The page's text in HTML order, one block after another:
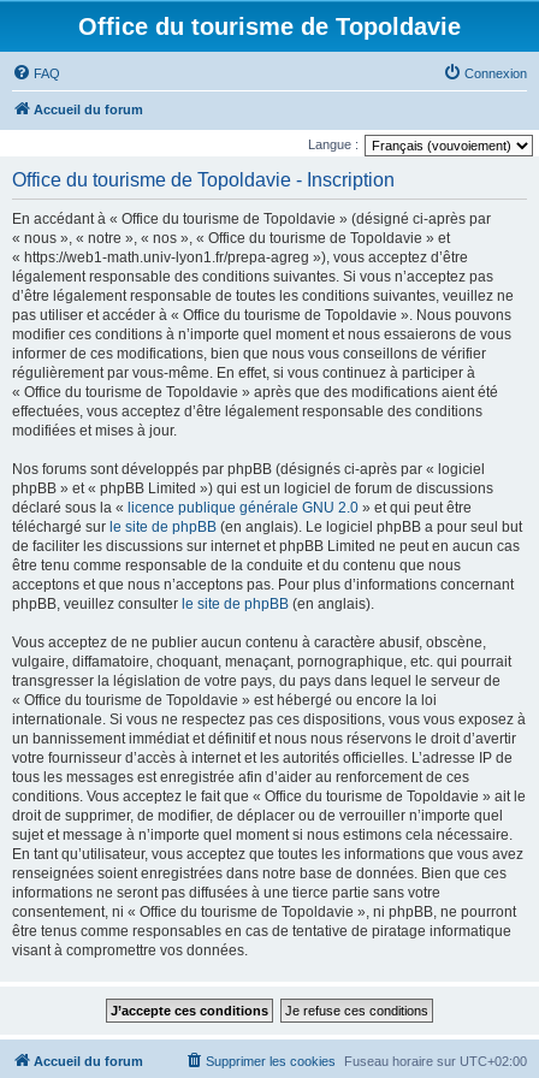
Office du tourisme de Topoldavie
FAQ Connexion
Accueil du forum
Langue :
Office du tourisme de Topoldavie - Inscription
En accédant à « Office du tourisme de Topoldavie » (désigné ci-après par
« nous », « notre », « nos », « Office du tourisme de Topoldavie » et
« https://web1-math.univ-lyon1.fr/prepa-agreg »), vous acceptez d’être
légalement responsable des conditions suivantes. Si vous n’acceptez pas
d’être légalement responsable de toutes les conditions suivantes, veuillez ne
pas utiliser et accéder à « Office du tourisme de Topoldavie ». Nous pouvons
modifier ces conditions à n’importe quel moment et nous essaierons de vous
informer de ces modifications, bien que nous vous conseillons de vérifier
régulièrement par vous-même. En effet, si vous continuez à participer à
« Office du tourisme de Topoldavie » après que des modifications aient été
effectuées, vous acceptez d’être légalement responsable des conditions
modifiées et mises à jour.
Nos forums sont développés par phpBB (désignés ci-après par « logiciel
phpBB » et « phpBB Limited ») qui est un logiciel de forum de discussions
déclaré sous la « licence publique générale GNU 2.0 » et qui peut être
téléchargé sur le site de phpBB (en anglais). Le logiciel phpBB a pour seul but
de faciliter les discussions sur internet et phpBB Limited ne peut en aucun cas
être tenu comme responsable de la conduite et du contenu que nous
acceptons et que nous n’acceptons pas. Pour plus d’informations concernant
phpBB, veuillez consulter le site de phpBB (en anglais).
Vous acceptez de ne publier aucun contenu à caractère abusif, obscène,
vulgaire, diffamatoire, choquant, menaçant, pornographique, etc. qui pourrait
transgresser la législation de votre pays, du pays dans lequel le serveur de
« Office du tourisme de Topoldavie » est hébergé ou encore la loi
internationale. Si vous ne respectez pas ces dispositions, vous vous exposez à
un bannissement immédiat et définitif et nous nous réservons le droit d’avertir
votre fournisseur d’accès à internet et les autorités officielles. L’adresse IP de
tous les messages est enregistrée afin d’aider au renforcement de ces
conditions. Vous acceptez le fait que « Office du tourisme de Topoldavie » ait le
droit de supprimer, de modifier, de déplacer ou de verrouiller n’importe quel
sujet et message à n’importe quel moment si nous estimons cela nécessaire.
En tant qu’utilisateur, vous acceptez que toutes les informations que vous avez
renseignées soient enregistrées dans notre base de données. Bien que ces
informations ne seront pas diffusées à une tierce partie sans votre
consentement, ni « Office du tourisme de Topoldavie », ni phpBB, ne pourront
être tenus comme responsables en cas de tentative de piratage informatique
visant à compromettre vos données.
Accueil du forum Fuseau horaire sur UTC+02:00
Supprimer les cookies